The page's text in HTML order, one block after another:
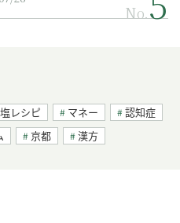
No.
レシピ マネー
認知症
京都 漢方